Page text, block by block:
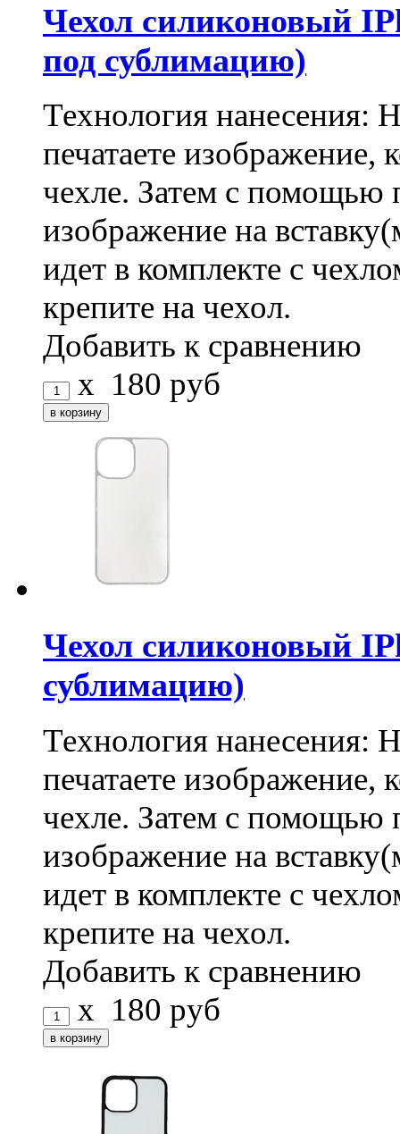
Чехол силиконовый
под сублимацию)
Технология нанесения:
печатаете изображение,
чехле. Затем с помощью
изображение на
идет в комплекте с
крепите на чехол.
Добавить к сравнению
x 180 руб
Чехол силиконовый
сублимацию)
Технология нанесения:
печатаете изображение,
чехле. Затем с помощью
изображение на
идет в комплекте с
крепите на чехол.
Добавить к сравнению
x 180 руб